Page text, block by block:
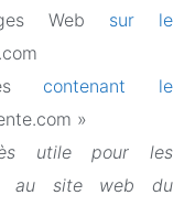
Web sur le
contenant le
»
utile pour les
au site web du